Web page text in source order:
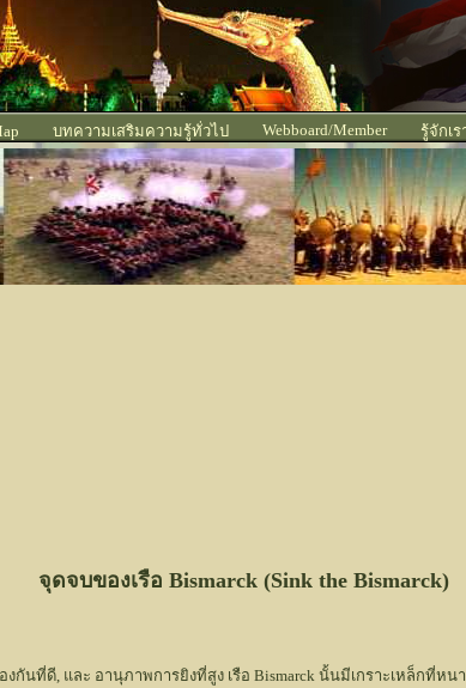
บทความเสริมความรู้ทั่วไป Webboard/Member รู้จักเร
จุดจบของเรือ Bismarck (Sink the Bismarck)
งกันที่ดี, และ อานุภาพการยิงที่สูง เรือ Bismarck นั้นมีเกราะเหล็กที่